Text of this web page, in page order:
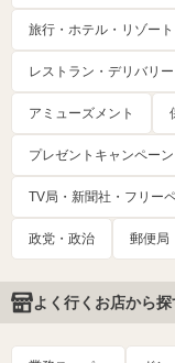
旅行・ホテル・リゾート
レストラン・デリバリ
アミューズメント
プレゼントキャンペー
TV局・新聞社・フリー
政党・政治 郵便局
よく行くお店から探